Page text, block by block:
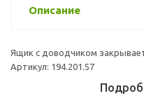
Описание
Ящик с доводчиком
Артикул: 194.201.57